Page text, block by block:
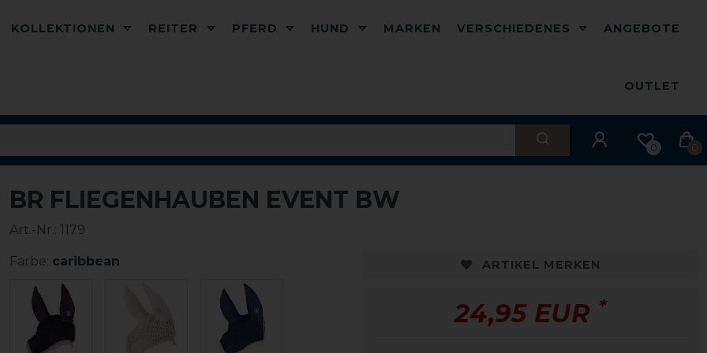
KOLLEKTIONEN REITER PFERD HUND MARKEN VERSCHIEDENES ANGEBOTE
OUTLET
0 0
BR FLIEGENHAUBEN EVENT BW
Art.-Nr.: 1179
Farbe: caribbean ARTIKEL MERKEN
24,95 EUR *